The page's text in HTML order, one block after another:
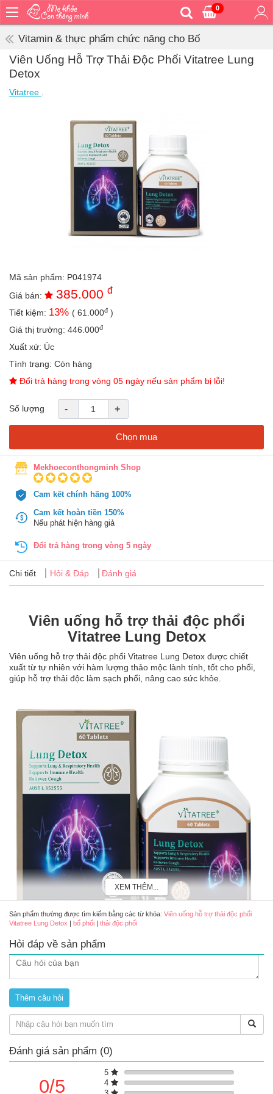
0
Bé
ăn
vệ
an
toàn
Bé
tắm
Bé
mà
học
cho
bố
dùng
nhà
Tin
Vitamin & thực phẩm chức năng cho Bố
Viên Uống Hỗ Trợ Thải Độc Phổi Vitatree Lung
Detox
Vitatree
Mã sản phẩm: P041974
Giá bán:
385.000 đ
Tiết kiệm: 13% ( 61.000đ )
Giá thị trường: 446.000đ
Xuất xứ: Úc
Tình trạng: Còn hàng
Đổi trả hàng trong vòng 05 ngày nếu sản phẩm bị lỗi!
Số lượng - +
Chọn mua
Mekhoeconthongminh Shop
Cam kết chính hãng 100%
Cam kết hoàn tiền 150%
Nếu phát hiện hàng giả
Đổi trả hàng trong vòng 5 ngày
Chi tiết Hỏi & Đáp Đánh giá
Viên uống hỗ trợ thải độc phổi
Vitatree Lung Detox
Viên uống hỗ trợ thải độc phổi Vitatree Lung Detox được chiết
xuất từ tự nhiên với hàm lượng thảo mộc lành tính, tốt cho phổi,
giúp hỗ trợ thải độc làm sạch phổi, nâng cao sức khỏe.
Viên uống hỗ trợ thải độc phổi Vitatree Lung Detox lọ 60 viên
Thành phần chính
Rễ cây hoàng kỳ, lá nhót tây, cỏ xạ hương,...
Ưu điểm của viên uống Vitatree Lung Detox
Hỗ trợ thải độc, thanh lọc phổi khỏe mạnh
Hỗ trợ hệ hô hấp, giảm ho...
Hỗ trợ tăng cường miễn dịch và sức đề kháng
XEM THÊM...
Sản phẩm thường được tìm kiếm bằng các từ khóa: Viên uống hỗ trợ thải độc phổi
Vitatree Lung Detox | bổ phổi | thải độc phổi
Hỏi đáp về sản phẩm
Đánh giá sản phẩm (0)
0/5
5
4